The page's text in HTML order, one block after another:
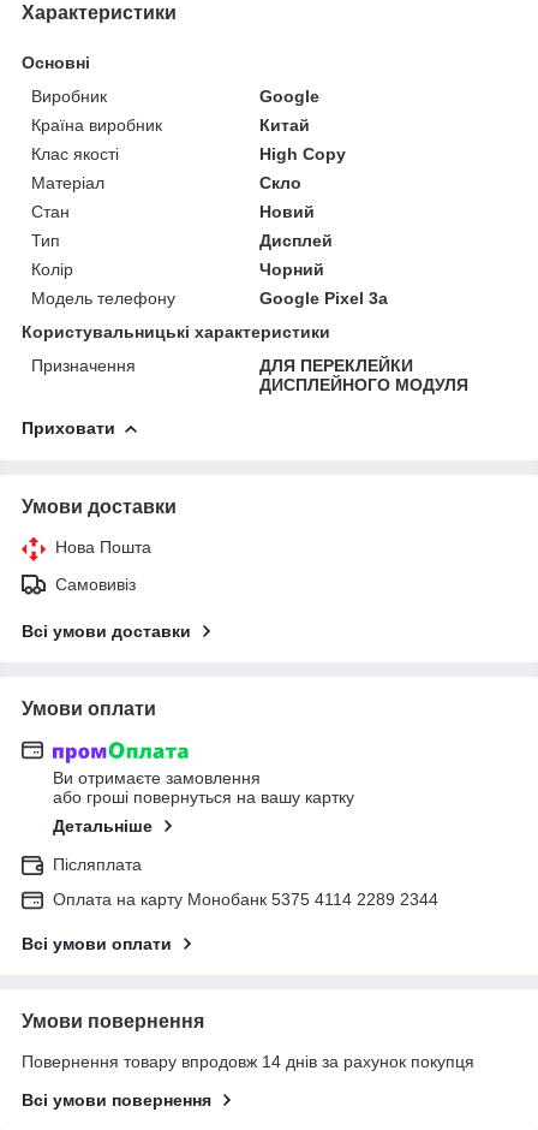
Характеристики
Основні
Виробник
Google
Країна виробник
Китай
Клас якості
High Copy
Матеріал
Скло
Стан
Новий
Тип
Дисплей
Колір
Чорний
Модель телефону
Google Pixel 3a
Користувальницькі характеристики
Призначення
ДЛЯ ПЕРЕКЛЕЙКИ
ДИСПЛЕЙНОГО МОДУЛЯ
Приховати
Умови доставки
Нова Пошта
Самовивіз
Всі умови доставки
Умови оплати
Ви отримаєте замовлення
або гроші повернуться на вашу картку
Детальніше
Післяплата
Оплата на карту Монобанк 5375 4114 2289 2344
Всі умови оплати
Умови повернення
Повернення товару впродовж 14 днів за рахунок покупця
Всі умови повернення